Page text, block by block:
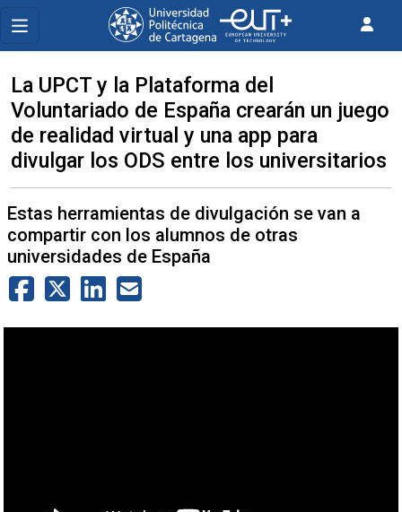
La UPCT y la Plataforma del
Voluntariado de España crearán un juego
de realidad virtual y una app para
divulgar los ODS entre los universitarios
Estas herramientas de divulgación se van a
compartir con los alumnos de otras
universidades de España